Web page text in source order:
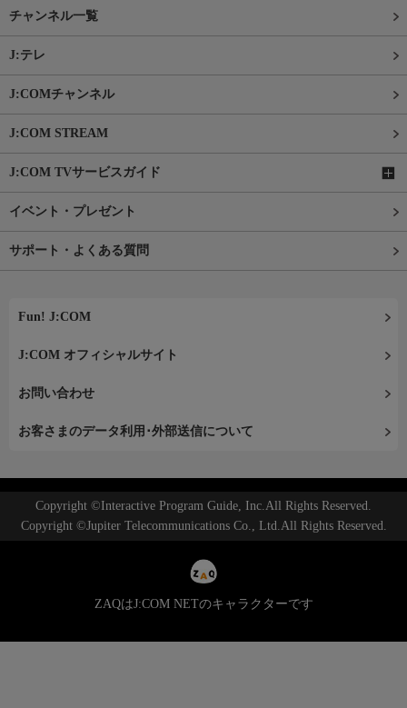
チャンネル一覧
J:テレ
J:COMチャンネル
J:COM STREAM
J:COM TVサービスガイド
イベント・プレゼント
サポート・よくある質問
Fun! J:COM
J:COM オフィシャルサイト
お問い合わせ
お客さまのデータ利用･外部送信について
Copyright ©Interactive Program Guide, Inc.All Rights Reserved.
Copyright ©Jupiter Telecommunications Co., Ltd.All Rights Reserved.
ZAQはJ:COM NETのキャラクターです